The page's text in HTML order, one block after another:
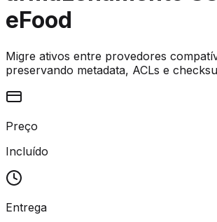
eFood
Migre ativos entre provedores
preservando metadata, ACLs e
Preço
Incluído
Entrega